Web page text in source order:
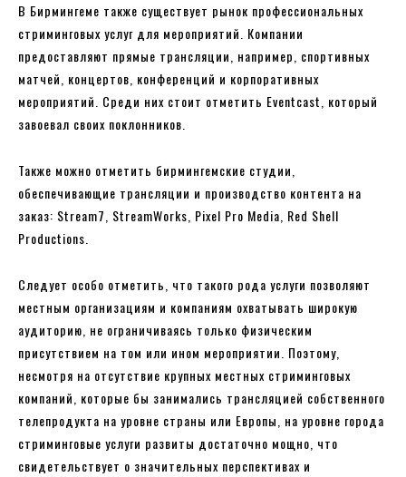
В Бирмингеме также существует рынок профессиональных
стриминговых услуг для мероприятий. Компании
предоставляют прямые трансляции, например, спортивных
матчей, концертов, конференций и корпоративных
мероприятий. Среди них стоит отметить Eventcast, который
завоевал своих поклонников.
Также можно отметить бирмингемские студии,
обеспечивающие трансляции и производство контента на
заказ: Stream7, StreamWorks, Pixel Pro Media, Red Shell
Productions.
Следует особо отметить, что такого рода услуги позволяют
местным организациям и компаниям охватывать широкую
аудиторию, не ограничиваясь только физическим
присутствием на том или ином мероприятии. Поэтому,
несмотря на отсутствие крупных местных стриминговых
компаний, которые бы занимались трансляцией собственного
телепродукта на уровне страны или Европы, на уровне города
стриминговые услуги развиты достаточно мощно, что
свидетельствует о значительных перспективах и